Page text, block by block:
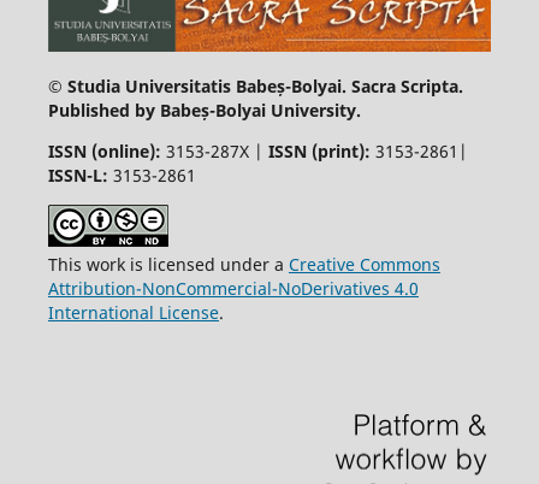
© Studia Universitatis Babeș-Bolyai. Sacra Scripta.
Published by Babeș-Bolyai University.
ISSN (online): 3153-287X | ISSN (print): 3153-2861|
ISSN-L: 3153-2861
This work is licensed under a Creative Commons
Attribution-NonCommercial-NoDerivatives 4.0
International License.